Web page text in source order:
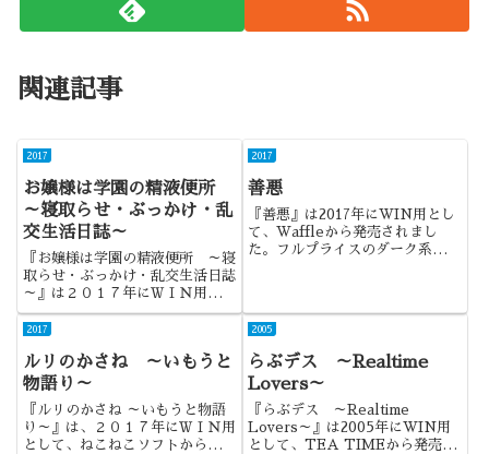
関連記事
2017
お嬢様は学園の精液便所
～寝取らせ・ぶっかけ・乱
交生活日誌～
『お嬢様は学園の精液便所 ～寝
取らせ・ぶっかけ・乱交生活日誌
～』は２０１７年にＷＩＮ用とし
て、アンダームーンから発売され
ました。ミドルプライスとかだっ
すね。
2017
善悪
『善悪』は2017年にWIN用とし
て、Waffleから発売されまし
た。フルプライスのダーク系とし
2017
ルリのかさね ～いもうと
物語り～
『ルリのかさね ～いもうと物語
り～』は、２０１７年にＷＩＮ用
として、ねこねこソフトから発売
2005
らぶデス ～Realtime
Lovers～
『らぶデス ～Realtime
Lovers～』は2005年にWIN用
として、TEA TIMEから発売さ